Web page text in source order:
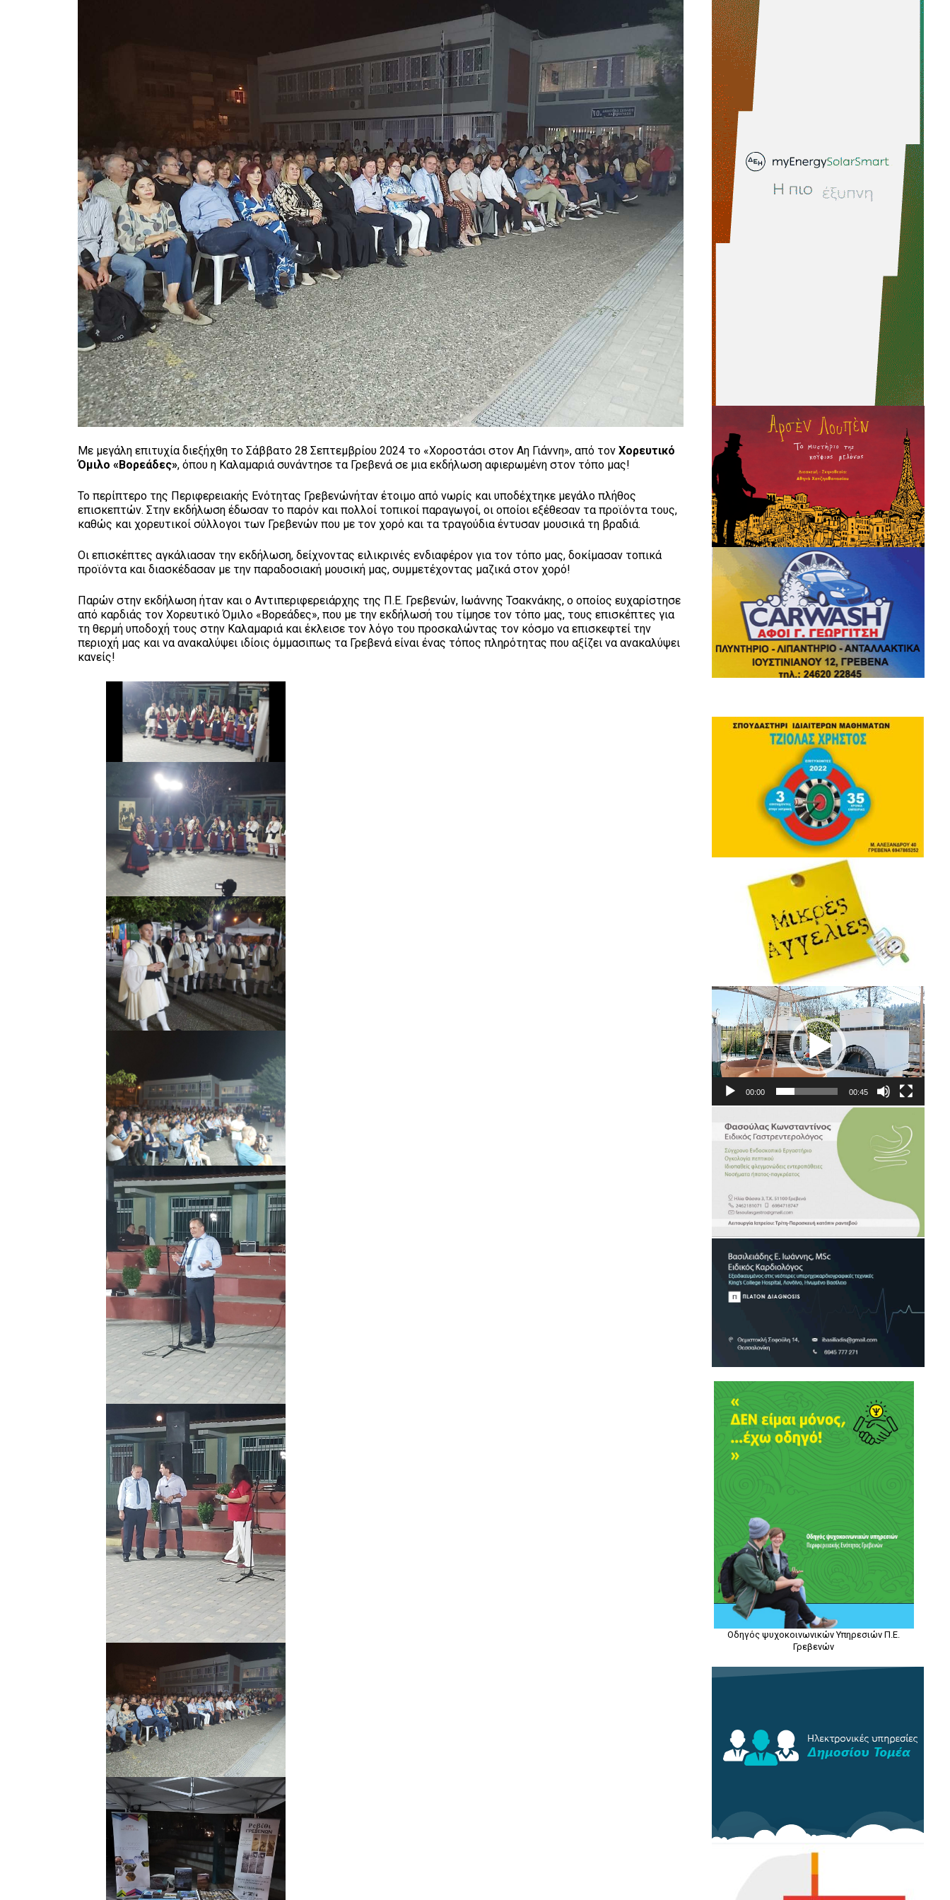
Με μεγάλη επιτυχία διεξήχθη το Σάββατο 28 Σεπτεμβρίου 2024 το «Χοροστάσι στον Αη Γιάννη», από τονΧορευτικό
Όμιλο «Βορεάδες», όπου η Καλαμαριά συνάντησε τα Γρεβενά σε μια εκδήλωση αφιερωμένη στον τόπο μας!
Το περίπτερο της Περιφερειακής Ενότητας Γρεβενώνήταν έτοιμο από νωρίς και υποδέχτηκε μεγάλο πλήθος
επισκεπτών. Στην εκδήλωση έδωσαν το παρόν και πολλοί τοπικοί παραγωγοί, οι οποίοι εξέθεσαν τα προϊόντα τους,
καθώς και χορευτικοί σύλλογοι των Γρεβενών που με τον χορό και τα τραγούδια έντυσαν μουσικά τη βραδιά.
Οι επισκέπτες αγκάλιασαν την εκδήλωση, δείχνοντας ειλικρινές ενδιαφέρον για τον τόπο μας, δοκίμασαν τοπικά
προϊόντα και διασκέδασαν με την παραδοσιακή μουσική μας, συμμετέχοντας μαζικά στον χορό!
Παρών στην εκδήλωση ήταν και ο Αντιπεριφερειάρχης της Π.Ε. Γρεβενών, Ιωάννης Τσακνάκης, ο οποίος ευχαρίστησε
από καρδιάς τον Χορευτικό Όμιλο «Βορεάδες», που με την εκδήλωσή του τίμησε τον τόπο μας, τους επισκέπτες για
τη θερμή υποδοχή τους στην Καλαμαριά και έκλεισε τον λόγο του προσκαλώντας τον κόσμο να επισκεφτεί την
περιοχή μας και να ανακαλύψει ιδίοις όμμασιπως τα Γρεβενά είναι ένας τόπος πληρότητας που αξίζει να ανακαλύψει
κανείς!
Πρόγραμμα
Αναπαραγωγής
Βίντεο
00:00 00:45
Οδηγός ψυχοκοινωνικών Υπηρεσιών Π.Ε.
Γρεβενών